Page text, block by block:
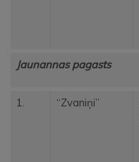
Jaunannas pagasts
1. “Zvaniņi”